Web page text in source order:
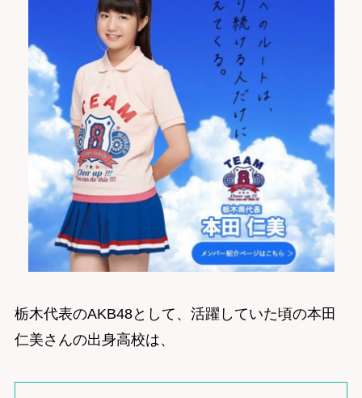
栃木代表のAKB48として、活躍していた頃の本田
仁美さんの出身高校は、